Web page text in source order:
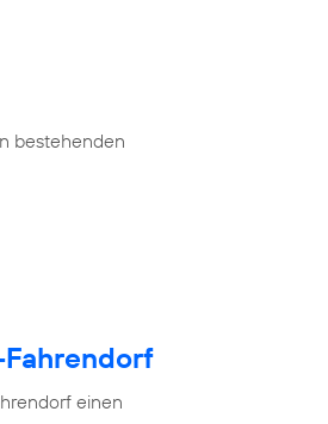
bestehenden
einen